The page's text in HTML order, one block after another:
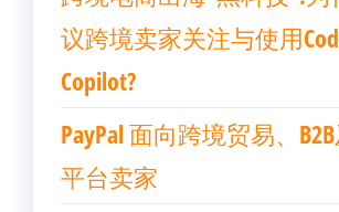
议跨境卖家关注与使用
Copilot?
PayPal 面向跨境贸易、
平台卖家